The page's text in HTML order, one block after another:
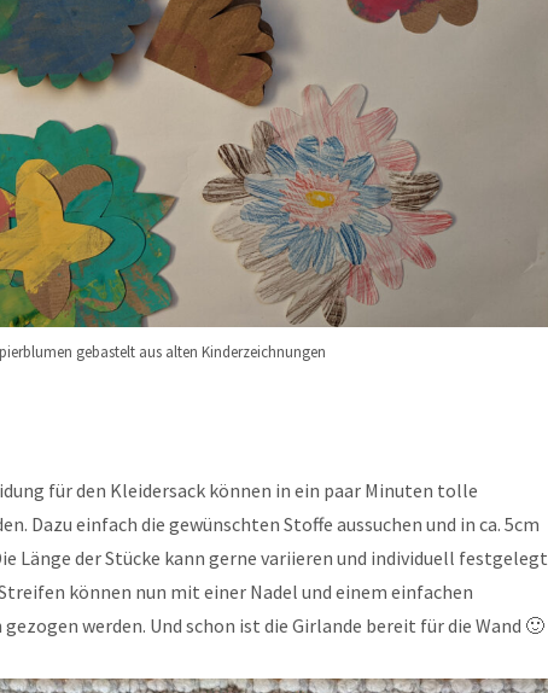
gebastelt aus alten Kinderzeichnungen
für den Kleidersack können in ein paar Minuten tolle
Dazu einfach die gewünschten Stoffe aussuchen und in ca. 5cm
Länge der Stücke kann gerne variieren und individuell festgelegt
können nun mit einer Nadel und einem einfachen
werden. Und schon ist die Girlande bereit für die Wand 🙂